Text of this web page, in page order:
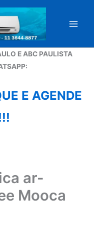
E ABC PAULISTA
E AGENDE
ar-
Mooca